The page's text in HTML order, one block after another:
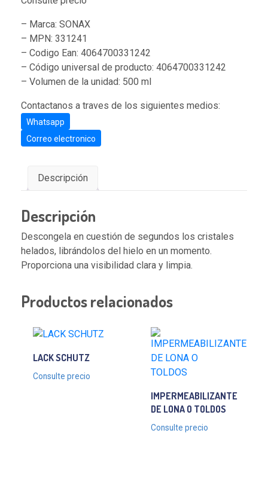
– Marca: SONAX
– MPN: 331241
– Codigo Ean: 4064700331242
– Código universal de producto: 4064700331242
– Volumen de la unidad: 500 ml
Contactanos a traves de los siguientes medios:
Whatsapp
Correo electronico
Descripción
Descripción
Descongela en cuestión de segundos los cristales
helados, librándolos del hielo en un momento.
Proporciona una visibilidad clara y limpia.
Productos relacionados
LACK SCHUTZ
Consulte precio
IMPERMEABILIZANTE
DE LONA O TOLDOS
Consulte precio